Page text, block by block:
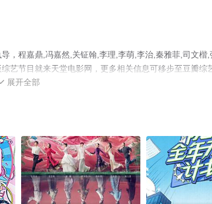
，程嘉鼎,冯嘉然,关钲翰,李理,李萌,李治,秦雅菲,司文楷,
艺节目就来天堂电影网，更多相关信息可移步至豆瓣综
展开全部